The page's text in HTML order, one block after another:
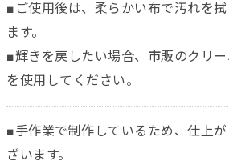
■ご使用後は、柔らかい布で汚れを
ます。
■輝きを戻したい場合、市販のクリ
を使用してください。
■手作業で制作しているため、仕上
ざいます。